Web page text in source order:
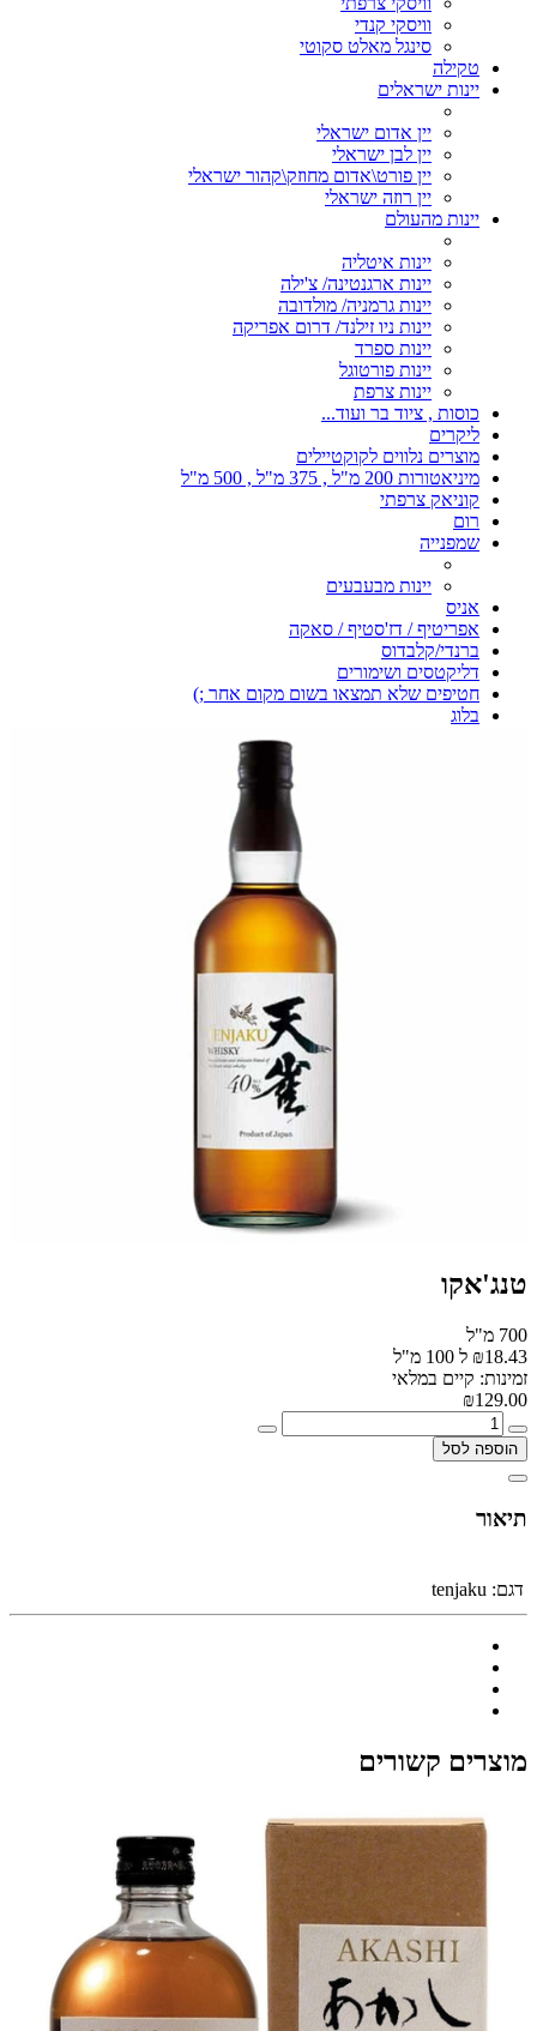
וויסקי קנדי
סינגל מאלט סקוטי
טקילה
יינות ישראלים
יין אדום ישראלי
יין לבן ישראלי
יין פורט\אדום מחוזק\קהור ישראלי
יין רוזה ישראלי
יינות מהעולם
יינות איטליה
יינות ארגנטינה/ צ'ילה
יינות גרמניה/ מולדובה
יינות ניו זילנד/ דרום אפריקה
יינות ספרד
יינות פורטוגל
יינות צרפת
כוסות , ציוד בר ועוד...
ליקרים
מוצרים נלווים לקוקטיילים
מיניאטורות 200 מ"ל , 375 מ"ל , 500 מ"ל
קוניאק צרפתי
רום
שמפנייה
יינות מבעבעים
אניס
אפריטיף / דז'סטיף / סאקה
ברנדי/קלבדוס
דליקטסים ושימורים
חטיפים שלא תמצאו בשום מקום אחר ;)
בלוג
טנג'אקו
700 מ"ל
₪18.43 ל 100 מ"ל
זמינות: קיים במלאי
₪129.00
הוספה לסל
תיאור
דגם: tenjaku
מוצרים קשורים